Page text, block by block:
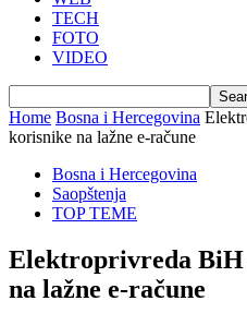
TECH
FOTO
VIDEO
Home Bosna i Hercegovina
korisnike na lažne e-račune
Bosna i Hercegovina
Saopštenja
TOP TEME
Elektroprivreda BiH
na lažne e-račune